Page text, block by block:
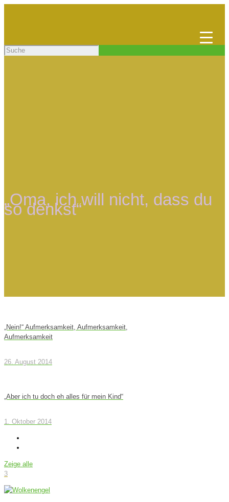
„Oma, ich will nicht, dass du
so denkst“
„Nein!“ Aufmerksamkeit, Aufmerksamkeit,
Aufmerksamkeit
26. August 2014
„Aber ich tu doch eh alles für mein Kind“
1. Oktober 2014
Zeige alle
3